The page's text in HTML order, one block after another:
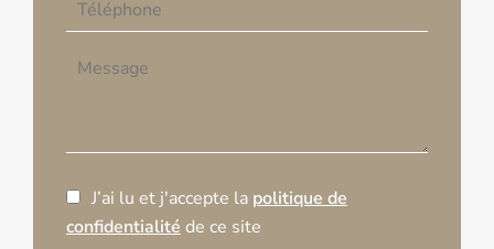
J’ai lu et j'accepte la politique de
confidentialité de ce site